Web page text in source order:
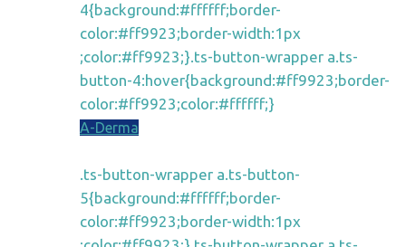
4{background:#ffffff;border-
color:#ff9923;border-width:1px
;color:#ff9923;}.ts-button-wrapper a.ts-
button-4:hover{background:#ff9923;border-
color:#ff9923;color:#ffffff;}
A-Derma
.ts-button-wrapper a.ts-button-
5{background:#ffffff;border-
color:#ff9923;border-width:1px